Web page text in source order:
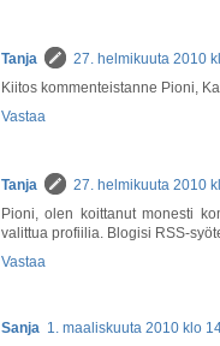
Tanja
27. helmikuuta 2010
Kiitos kommenteistanne Pioni,
Vastaa
Tanja
27. helmikuuta 2010
Pioni, olen koittanut monesti
valittua profiilia. Blogisi RSS-
Vastaa
Sanja
1. maaliskuuta 2010 klo